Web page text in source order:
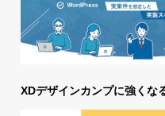
XDデザインカンプに強くな